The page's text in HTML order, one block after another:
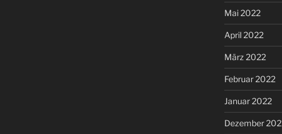
Mai 2022
April 2022
März 2022
Februar 2022
Januar 2022
Dezember